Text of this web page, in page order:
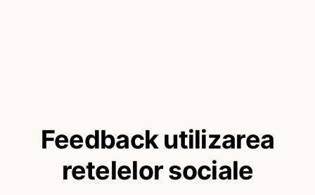
Feedback utilizarea
retelelor sociale